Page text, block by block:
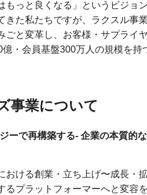
もっと良くなる」というビジョ
きた私たちですが、ラクスル事
ごと変革し、お客様・サプライ
・会員基盤300万人の規模を
事業について
ーで再構築する- 企業の本質的
おける創業・立ち上げ〜成長・
るプラットフォーマーへと変容